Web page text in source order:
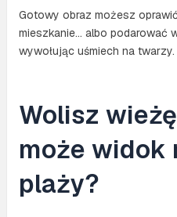
Gotowy obraz możesz
mieszkanie… albo podarować
wywołując uśmiech na twarzy.
Wolisz
może widok
plaży?